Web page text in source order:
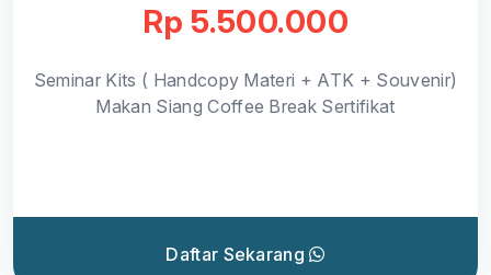
Rp 5.500.000
Seminar Kits ( Handcopy Materi + ATK + Souvenir)
Makan Siang Coffee Break Sertifikat
Daftar Sekarang